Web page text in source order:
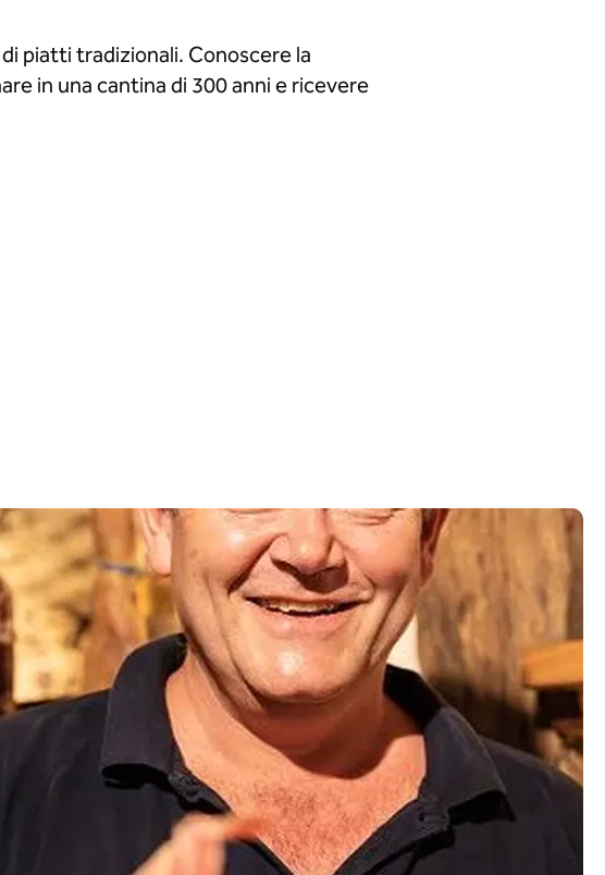
piatti tradizionali. Conoscere la
in una cantina di 300 anni e ricevere